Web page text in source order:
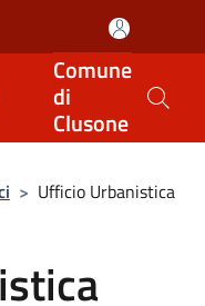
Comune
di
Clusone
> Ufficio Urbanistica